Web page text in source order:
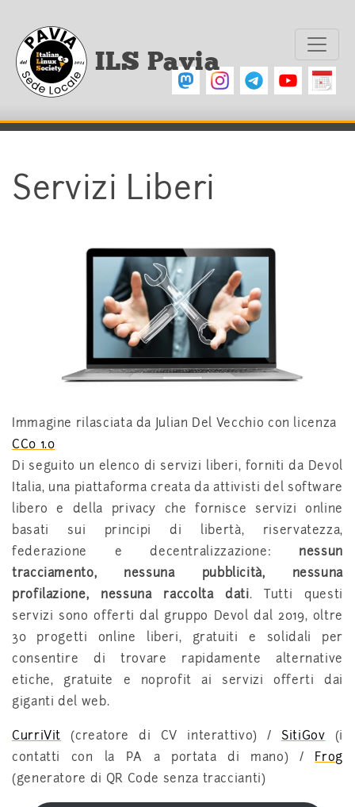
ILS Pavia
Servizi Liberi
Immagine rilasciata da Julian Del Vecchio con licenza
CC0 1.0
Di seguito un elenco di servizi liberi, forniti da Devol
Italia, una piattaforma creata da attivisti del software
libero e della privacy che fornisce servizi online
basati sui principi di libertà, riservatezza,
federazione e decentralizzazione: nessun
tracciamento, nessuna pubblicità, nessuna
profilazione, nessuna raccolta dati. Tutti questi
servizi sono offerti dal gruppo Devol dal 2019, oltre
30 progetti online liberi, gratuiti e solidali per
consentire di trovare rapidamente alternative
etiche, gratuite e noprofit ai servizi offerti dai
giganti del web.
CurriVit (creatore di CV interattivo) / SitiGov (i
contatti con la PA a portata di mano) / Frog
(generatore di QR Code senza traccianti)